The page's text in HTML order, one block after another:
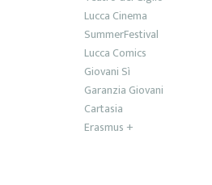
Lucca Cinema
SummerFestival
Lucca Comics
Giovani Sì
Garanzia Giovani
Cartasia
Erasmus +